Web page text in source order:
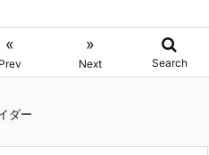
«
Prev
»
Next Search
ダー